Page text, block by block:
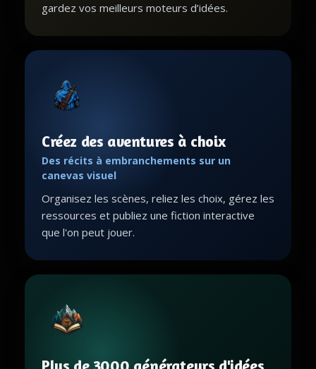
gardez vos meilleurs moteurs d’idées.
Créez des aventures à choix
Des récits à embranchements sur un
canevas visuel
Organisez les scènes, reliez les choix, gérez les
ressources et publiez une fiction interactive
que l'on peut jouer.